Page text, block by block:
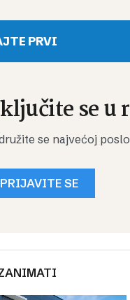
PRVI
se u
se najvećoj
PRIJAVITE SE
ZANIMATI